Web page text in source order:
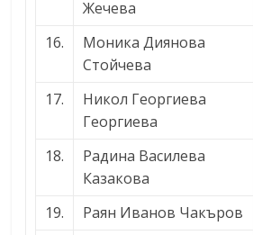
Жечева
16.
Моника Диянова
Стойчева
17.
Никол Георгиева
Георгиева
18.
Радина Василева
Казакова
19.
Раян Иванов Чакъров